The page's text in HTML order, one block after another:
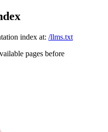
index at: /llms.txt
pages before